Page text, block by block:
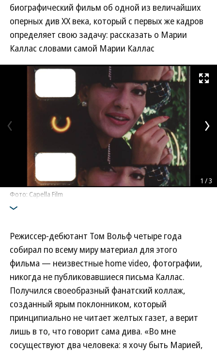
биографический фильм об одной из величайших
оперных див ХХ века, который с первых же кадров
определяет свою задачу: рассказать о Марии
Каллас словами самой Марии Каллас
Развернуть
Фото: Capella Film
1 /3
Режиссер-дебютант Том Вольф четыре года
собирал по всему миру материал для этого
фильма — неизвестные home video, фотографии,
никогда не публиковавшиеся письма Каллас.
Получился своеобразный фанатский коллаж,
созданный ярым поклонником, который
принципиально не читает желтых газет, а верит
лишь в то, что говорит сама дива. «Во мне
сосуществуют два человека: я хочу быть Марией,